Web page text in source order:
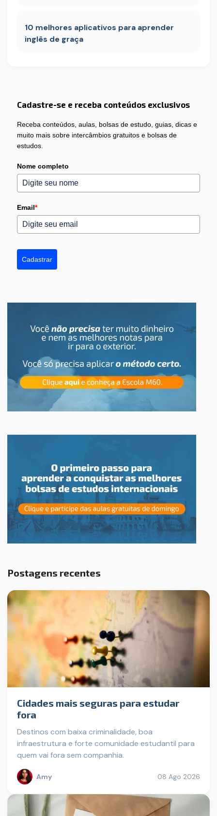
10 melhores aplicativos para aprender
inglês de graça
Cadastre-se e receba conteúdos exclusivos
Receba conteúdos, aulas, bolsas de estudo, guias, dicas e
muito mais sobre intercâmbios gratuitos e bolsas de
estudos.
Nome completo
Email*
Cadastrar
Postagens recentes
Cidades mais seguras para estudar
fora
Destinos com baixa criminalidade, boa
infraestrutura e forte comunidade estudantil para
quem vai fora sem companhia.
Amy 08 Ago 2026